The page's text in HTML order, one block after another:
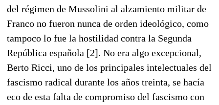
del régimen de Mussolini al alzamiento militar de
Franco no fueron nunca de orden ideológico, como
tampoco lo fue la hostilidad contra la Segunda
República española [2]. No era algo excepcional,
Berto Ricci, uno de los principales intelectuales del
fascismo radical durante los años treinta, se hacía
eco de esta falta de compromiso del fascismo con